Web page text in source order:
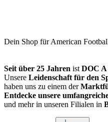
Dein Shop für American
Seit über 25 Jahren ist DOC A
Unsere Leidenschaft für den
haben uns zu einem der
Entdecke unsere
und mehr in unseren Filialen in